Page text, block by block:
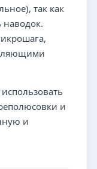
так как
наводок.
и
и